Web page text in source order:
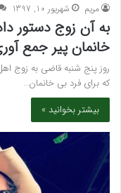
مريم شهریور 10, 1397
به آن زوج دستور
خانمان پیر جمع
که برای فرد بی خانمان…
بیشتر بخوانید »